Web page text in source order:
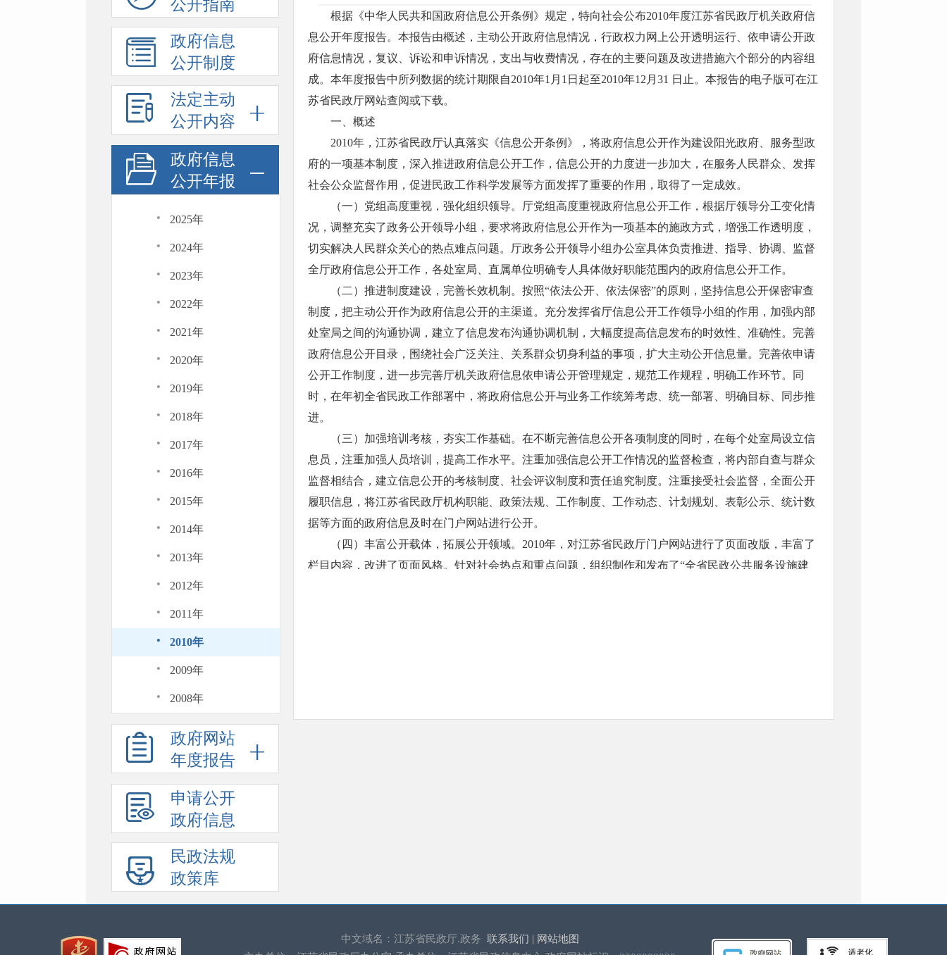
公开指南
政府信息
公开制度
法定主动
公开内容
政府信息
公开年报
· 2025年
· 2024年
· 2023年
· 2022年
· 2021年
· 2020年
· 2019年
· 2018年
· 2017年
· 2016年
· 2015年
· 2014年
· 2013年
· 2012年
· 2011年
· 2010年
· 2009年
· 2008年
政府网站
年度报告
申请公开
政府信息
民政法规
政策库
根据《中华人民共和国政府信息公开条例》规定，特向社会公布2010年度江苏省民政厅机关政府信
息公开年度报告。本报告由概述，主动公开政府信息情况，行政权力网上公开透明运行、依申请公开政
府信息情况，复议、诉讼和申诉情况，支出与收费情况，存在的主要问题及改进措施六个部分的内容组
成。本年度报告中所列数据的统计期限自2010年1月1日起至2010年12月31 日止。本报告的电子版可在江
苏省民政厅网站查阅或下载。
一、概述
2010年，江苏省民政厅认真落实《信息公开条例》，将政府信息公开作为建设阳光政府、服务型政
府的一项基本制度，深入推进政府信息公开工作，信息公开的力度进一步加大，在服务人民群众、发挥
社会公众监督作用，促进民政工作科学发展等方面发挥了重要的作用，取得了一定成效。
（一）党组高度重视，强化组织领导。厅党组高度重视政府信息公开工作，根据厅领导分工变化情
况，调整充实了政务公开领导小组，要求将政府信息公开作为一项基本的施政方式，增强工作透明度，
切实解决人民群众关心的热点难点问题。厅政务公开领导小组办公室具体负责推进、指导、协调、监督
全厅政府信息公开工作，各处室局、直属单位明确专人具体做好职能范围内的政府信息公开工作。
（二）推进制度建设，完善长效机制。按照“依法公开、依法保密”的原则，坚持信息公开保密审查
制度，把主动公开作为政府信息公开的主渠道。充分发挥省厅信息公开工作领导小组的作用，加强内部
处室局之间的沟通协调，建立了信息发布沟通协调机制，大幅度提高信息发布的时效性、准确性。完善
政府信息公开目录，围绕社会广泛关注、关系群众切身利益的事项，扩大主动公开信息量。完善依申请
公开工作制度，进一步完善厅机关政府信息依申请公开管理规定，规范工作规程，明确工作环节。同
时，在年初全省民政工作部署中，将政府信息公开与业务工作统筹考虑、统一部署、明确目标、同步推
进。
（三）加强培训考核，夯实工作基础。在不断完善信息公开各项制度的同时，在每个处室局设立信
息员，注重加强人员培训，提高工作水平。注重加强信息公开工作情况的监督检查，将内部自查与群众
监督相结合，建立信息公开的考核制度、社会评议制度和责任追究制度。注重接受社会监督，全面公开
履职信息，将江苏省民政厅机构职能、政策法规、工作制度、工作动态、计划规划、表彰公示、统计数
据等方面的政府信息及时在门户网站进行公开。
（四）丰富公开载体，拓展公开领域。2010年，对江苏省民政厅门户网站进行了页面改版，丰富了
栏目内容，改进了页面风格。针对社会热点和重点问题，组织制作和发布了“全省民政公共服务设施建
2010年，我厅未收到要求政府信息公开的申请。
2010年，我厅未发生因政府信息公开申请的行政复议案。
中文域名：江苏省民政厅.政务 联系我们 | 网站地图